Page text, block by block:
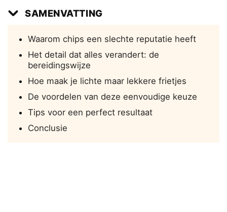
SAMENVATTING
Waarom chips een slechte reputatie heeft
Het detail dat alles verandert: de
bereidingswijze
Hoe maak je lichte maar lekkere frietjes
De voordelen van deze eenvoudige keuze
Tips voor een perfect resultaat
Conclusie